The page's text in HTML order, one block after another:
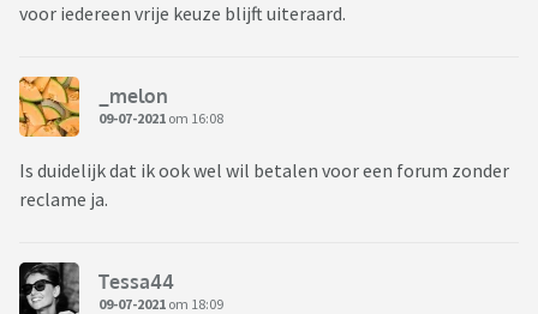
voor iedereen vrije keuze blijft uiteraard.
_melon
09-07-2021 om 16:08
Is duidelijk dat ik ook wel wil betalen voor een forum zonder
reclame ja.
Tessa44
09-07-2021 om 18:09